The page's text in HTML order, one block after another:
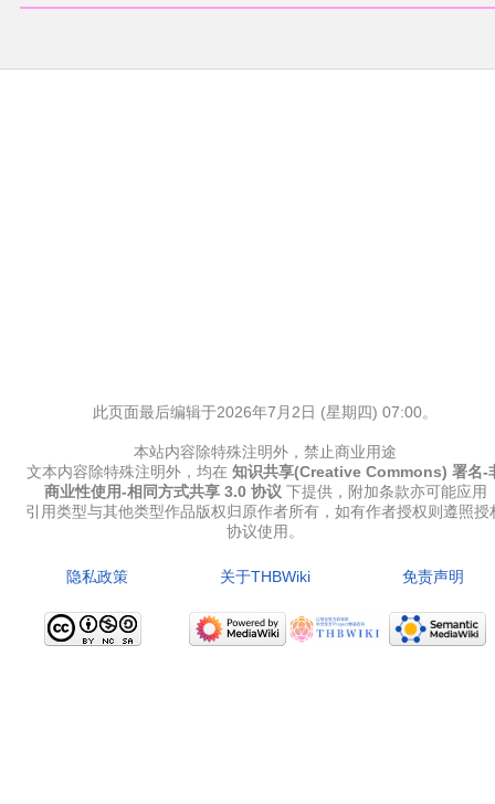
此页面最后编辑于2026年7月2日 (星期四) 07:00。
本站内容除特殊注明外，禁止商业用途
文本内容除特殊注明外，均在 知识共享(Creative Commons) 署名-
商业性使用-相同方式共享 3.0 协议 下提供，附加条款亦可能应用
引用类型与其他类型作品版权归原作者所有，如有作者授权则遵照授
协议使用。
隐私政策 关于THBWiki 免责声明